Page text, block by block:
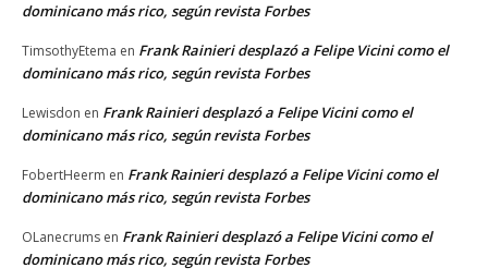
dominicano más rico, según revista Forbes
TimsothyEtema en Frank Rainieri desplazó a Felipe Vicini como el
dominicano más rico, según revista Forbes
Lewisdon en Frank Rainieri desplazó a Felipe Vicini como el
dominicano más rico, según revista Forbes
FobertHeerm en Frank Rainieri desplazó a Felipe Vicini como el
dominicano más rico, según revista Forbes
OLanecrums en Frank Rainieri desplazó a Felipe Vicini como el
dominicano más rico, según revista Forbes